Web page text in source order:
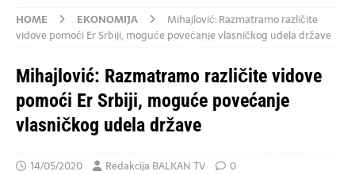
HOME EKONOMIJA
Mihajlović: Razmatramo različite
vidove pomoći Er Srbiji, moguće povećanje vlasničkog udela države
Mihajlović: Razmatramo različite vidove
pomoći Er Srbiji, moguće povećanje
vlasničkog udela države
14/05/2020 Redakcija BALKAN TV 0